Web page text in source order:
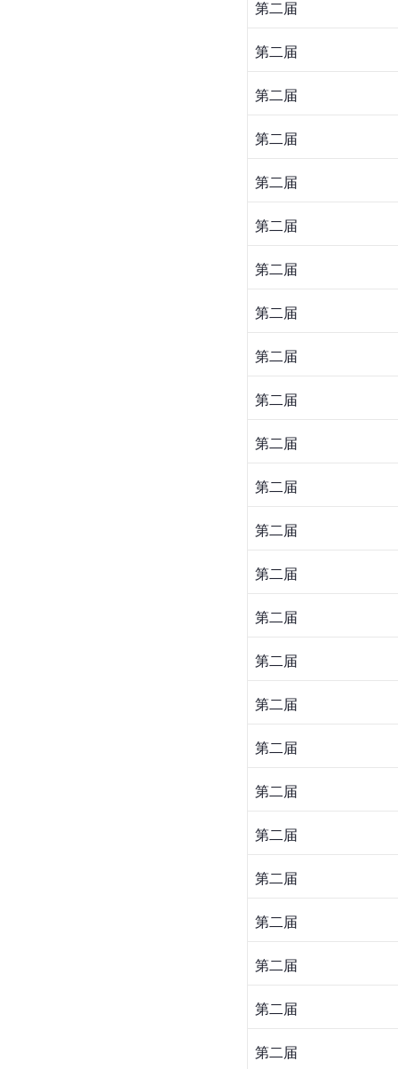
第二届
第二届
第二届
第二届
第二届
第二届
第二届
第二届
第二届
第二届
第二届
第二届
第二届
第二届
第二届
第二届
第二届
第二届
第二届
第二届
第二届
第二届
第二届
第二届
第二届